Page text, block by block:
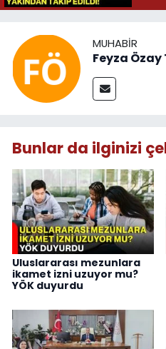
MUHABIR
Feyza Özay
Bunlar da ilginizi
Uluslararası mezunlara
ikamet izni uzuyor mu?
YÖK duyurdu